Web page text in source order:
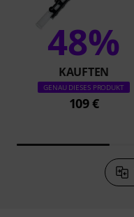
48%
KAUFTEN
GENAU DIESES PRODUKT
109 €